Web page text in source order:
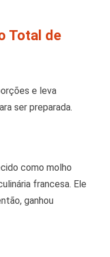
Total de
e leva
ser preparada.
como molho
francesa. Ele
ganhou